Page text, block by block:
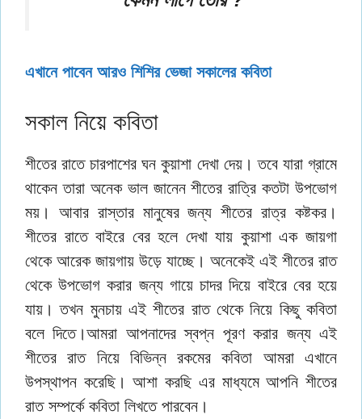
এখানে পাবেন আরও শিশির ভেজা সকালের কবিতা
সকাল নিয়ে কবিতা
শীতের রাতে চারপাশের ঘন কুয়াশা দেখা দেয়। তবে যারা গ্রামে
থাকেন তারা অনেক ভাল জানেন শীতের রাত্রি কতটা উপভোগ
ময়। আবার রাস্তার মানুষের জন্য শীতের রাত্র কষ্টকর।
শীতের রাতে বাইরে বের হলে দেখা যায় কুয়াশা এক জায়গা
থেকে আরেক জায়গায় উড়ে যাচ্ছে। অনেকেই এই শীতের রাত
থেকে উপভোগ করার জন্য গায়ে চাদর দিয়ে বাইরে বের হয়ে
যায়। তখন মুনচায় এই শীতের রাত থেকে নিয়ে কিছু কবিতা
বলে দিতে।আমরা আপনাদের স্বপ্ন পূরণ করার জন্য এই
শীতের রাত নিয়ে বিভিন্ন রকমের কবিতা আমরা এখানে
উপস্থাপন করেছি। আশা করছি এর মাধ্যমে আপনি শীতের
রাত সম্পর্কে কবিতা লিখতে পারবেন।